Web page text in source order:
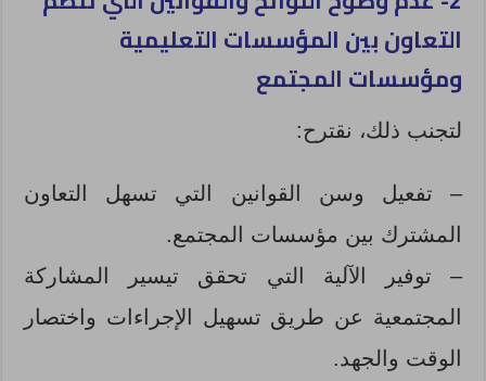
التعاون بين المؤسسات التعليمية
ومؤسسات المجتمع
لتجنب ذلك، نقترح:
– تفعيل وسن القوانين التي تسهل التعاون
المشترك بين مؤسسات المجتمع.
– توفير الآلية التي تحقق تيسير المشاركة
المجتمعية عن طريق تسهيل الإجراءات واختصار
الوقت والجهد.